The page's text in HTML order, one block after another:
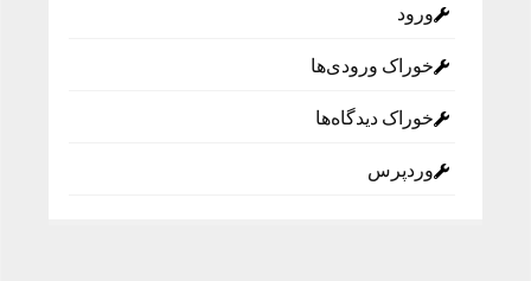
ورود
خوراک ورودی‌ها
خوراک دیدگاه‌ها
وردپرس